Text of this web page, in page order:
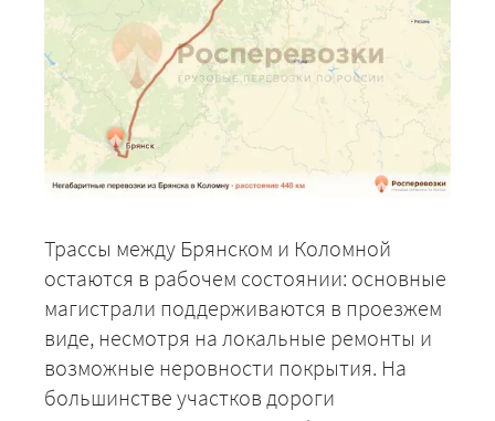
Трассы между Брянском и Коломной
остаются в рабочем состоянии: основные
магистрали поддерживаются в проезжем
виде, несмотря на локальные ремонты и
возможные неровности покрытия. На
большинстве участков дороги